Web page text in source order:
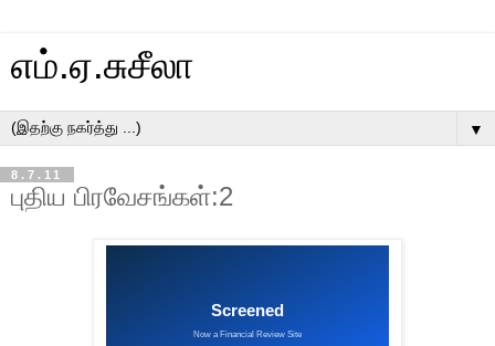
எம்.ஏ.சுசீலா
▼
8.7.11
புதிய பிரவேசங்கள்:2